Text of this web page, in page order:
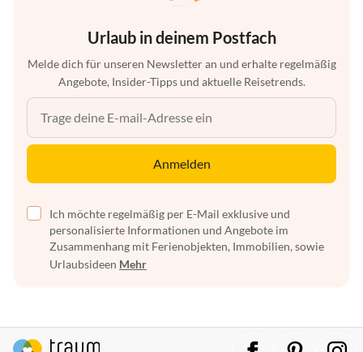
Urlaub in deinem Postfach
Melde dich für unseren Newsletter an und erhalte regelmäßig
Angebote, Insider-Tipps und aktuelle Reisetrends.
Anmelden
Ich möchte regelmäßig per E-Mail exklusive und
personalisierte Informationen und Angebote im
Zusammenhang mit Ferienobjekten, Immobilien, sowie
Urlaubsideen Mehr